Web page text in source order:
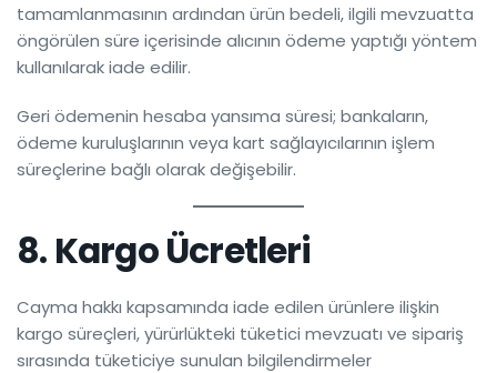
tamamlanmasının ardından ürün bedeli, ilgili mevzuatta
öngörülen süre içerisinde alıcının ödeme yaptığı yöntem
kullanılarak iade edilir.
Geri ödemenin hesaba yansıma süresi; bankaların,
ödeme kuruluşlarının veya kart sağlayıcılarının işlem
süreçlerine bağlı olarak değişebilir.
8. Kargo Ücretleri
Cayma hakkı kapsamında iade edilen ürünlere ilişkin
kargo süreçleri, yürürlükteki tüketici mevzuatı ve sipariş
sırasında tüketiciye sunulan bilgilendirmeler